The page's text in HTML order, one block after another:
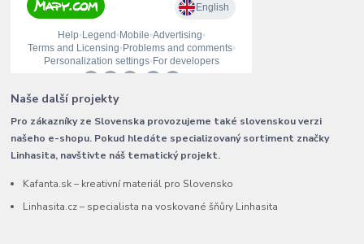
Naše další projekty
Pro zákazníky ze Slovenska provozujeme také slovenskou verzi
našeho e-shopu. Pokud hledáte specializovaný sortiment značky
Linhasita, navštivte náš tematický projekt.
Kafanta.sk – kreativní materiál pro Slovensko
Linhasita.cz – specialista na voskované šňůry Linhasita